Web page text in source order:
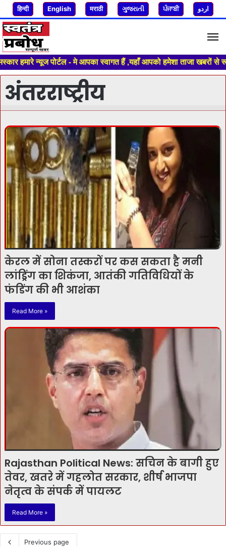
हिन्दी English मराठी ગુજરાતી ਪੰਜਾਬੀ اردو
हमारे न्यूज पोर्टल - मे आपका स्वागत हैं ,यहाँ आपको हमेशा ताजा खबरों से
अंतरराष्ट्रीय
केरल में सोना तस्करों पर कस सकता है मनी
लांड्रिंग का शिकंजा, आतंकी गतिविधियों के
फंडिंग की भी आशंका
Read More »
Rajasthan Political News: सचिन के बागी हुए
तेवर, खतरे में गहलोत सरकार, शीर्ष भाजपा
नेतृत्‍व के संपर्क में पायलट
Read More »
Previous page